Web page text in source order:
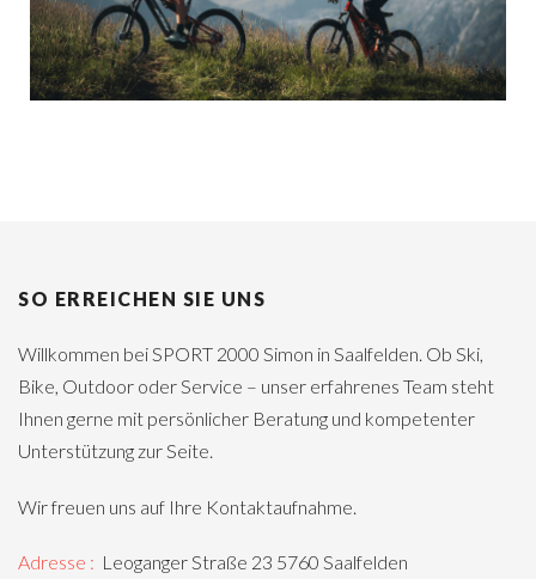
SO ERREICHEN SIE UNS
Willkommen bei SPORT 2000 Simon in Saalfelden. Ob Ski,
Bike, Outdoor oder Service – unser erfahrenes Team steht
Ihnen gerne mit persönlicher Beratung und kompetenter
Unterstützung zur Seite.
Wir freuen uns auf Ihre Kontaktaufnahme.
Adresse : Leoganger Straße 23 5760 Saalfelden